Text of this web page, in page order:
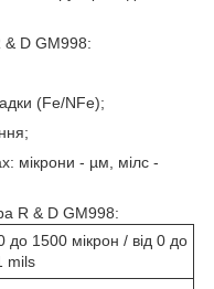
& D GM998:
(Fe/NFe);
мікрони - µм, мілс -
R & D GM998:
до 1500 мікрон / від 0 до
mils